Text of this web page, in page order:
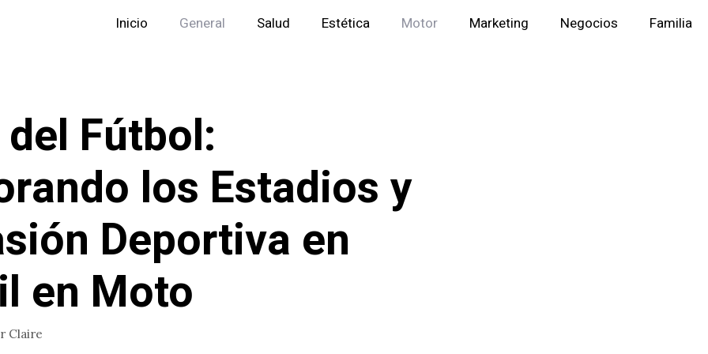
Inicio General Salud Estética Motor Marketing Negocios Familia
Fútbol:
los Estadios y
Deportiva en
en Moto
Claire